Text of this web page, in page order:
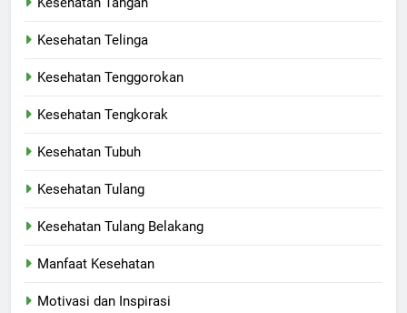
Kesehatan Telinga
Kesehatan Tenggorokan
Kesehatan Tengkorak
Kesehatan Tubuh
Kesehatan Tulang
Kesehatan Tulang Belakang
Manfaat Kesehatan
Motivasi dan Inspirasi